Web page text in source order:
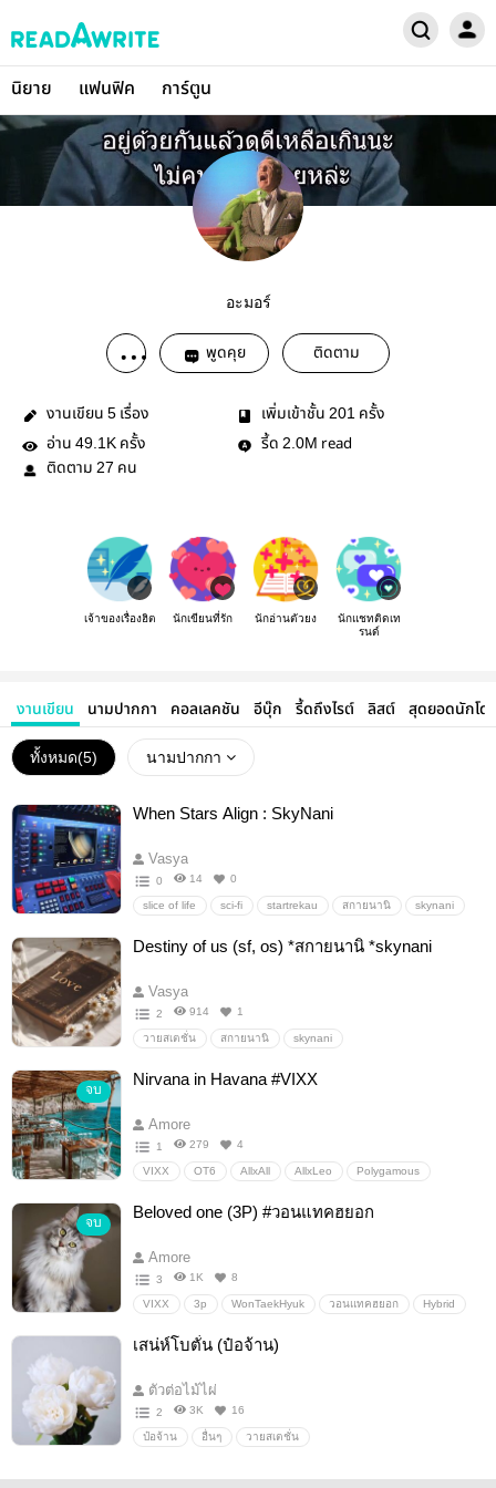
นิยาย แฟนฟิค การ์ตูน
อะมอร์
พูดคุย ติดตาม
งานเขียน 5 เรื่อง เพิ่มเข้าชั้น 201 ครั้ง
อ่าน 49.1K ครั้ง รี้ด 2.0M read
ติดตาม 27 คน
เจ้าของเรื่องฮิต นักเขียนที่รัก นักอ่านตัวยง
นักแชทติดเท
รนด์
งานเขียน นามปากกา คอลเลคชัน อีบุ๊ก รี้ดถึงไรต์ ลิสต์ สุดยอดนักโด
ทั้งหมด(5) นามปากกา
When Stars Align : SkyNani
Vasya
0 14 0
slice of life sci-fi startrekau สกายนานิ skynani
Fluff/Angst Action Adventure
Destiny of us (sf, os) *สกายนานิ *skynani
Vasya
2 914 1
วายสเตชั่น สกายนานิ skynani
จบ
Nirvana in Havana #VIXX
Amore
1 279 4
VIXX OT6 AllxAll AllxLeo Polygamous
จบ
Beloved one (3P) #วอนแทคฮยอก
Amore
3 1K 8
VIXX 3p WonTaekHyuk วอนแทคฮยอก Hybrid
เสน่ห์โบตั๋น​ (ป๋อจ้าน)
ตัวต่อไม้ไผ่
2 3K 16
ป๋อจ้าน อื่นๆ วายสเตชั่น